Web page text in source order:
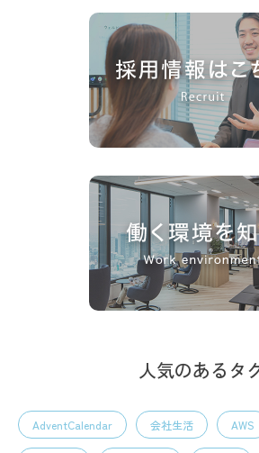
人気のあるタ
AdventCalendar 会社生活 AWS